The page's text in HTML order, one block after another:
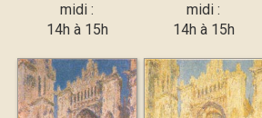
midi :
14h à 15h
midi :
14h à 15h